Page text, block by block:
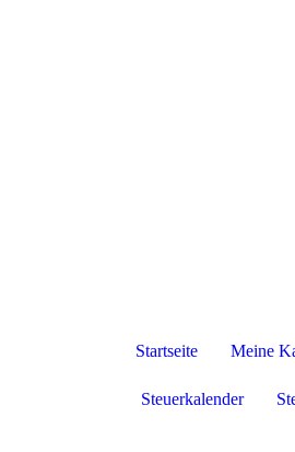
Startseite Meine
Steuerkalender